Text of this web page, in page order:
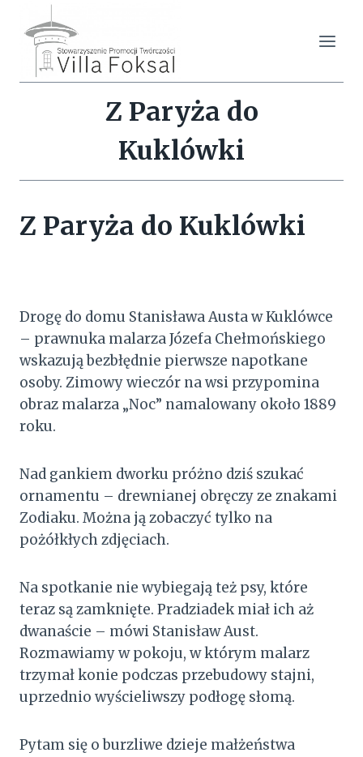
treści
Z Paryża do
Kuklówki
Z Paryża do Kuklówki
Drogę do domu Stanisława Austa w Kuklówce
– prawnuka malarza Józefa Chełmońskiego
wskazują bezbłędnie pierwsze napotkane
osoby. Zimowy wieczór na wsi przypomina
obraz malarza „Noc” namalowany około 1889
roku.
Nad gankiem dworku próżno dziś szukać
ornamentu – drewnianej obręczy ze znakami
Zodiaku. Można ją zobaczyć tylko na
pożółkłych zdjęciach.
Na spotkanie nie wybiegają też psy, które
teraz są zamknięte. Pradziadek miał ich aż
dwanaście – mówi Stanisław Aust.
Rozmawiamy w pokoju, w którym malarz
trzymał konie podczas przebudowy stajni,
uprzednio wyścieliwszy podłogę słomą.
Pytam się o burzliwe dzieje małżeństwa